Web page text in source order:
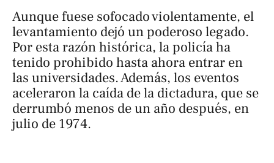
Aunque fuese sofocado violentamente, el
levantamiento dejó un poderoso legado.
Por esta razón histórica, la policía ha
tenido prohibido hasta ahora entrar en
las universidades. Además, los eventos
aceleraron la caída de la dictadura, que se
derrumbó menos de un año después, en
julio de 1974.